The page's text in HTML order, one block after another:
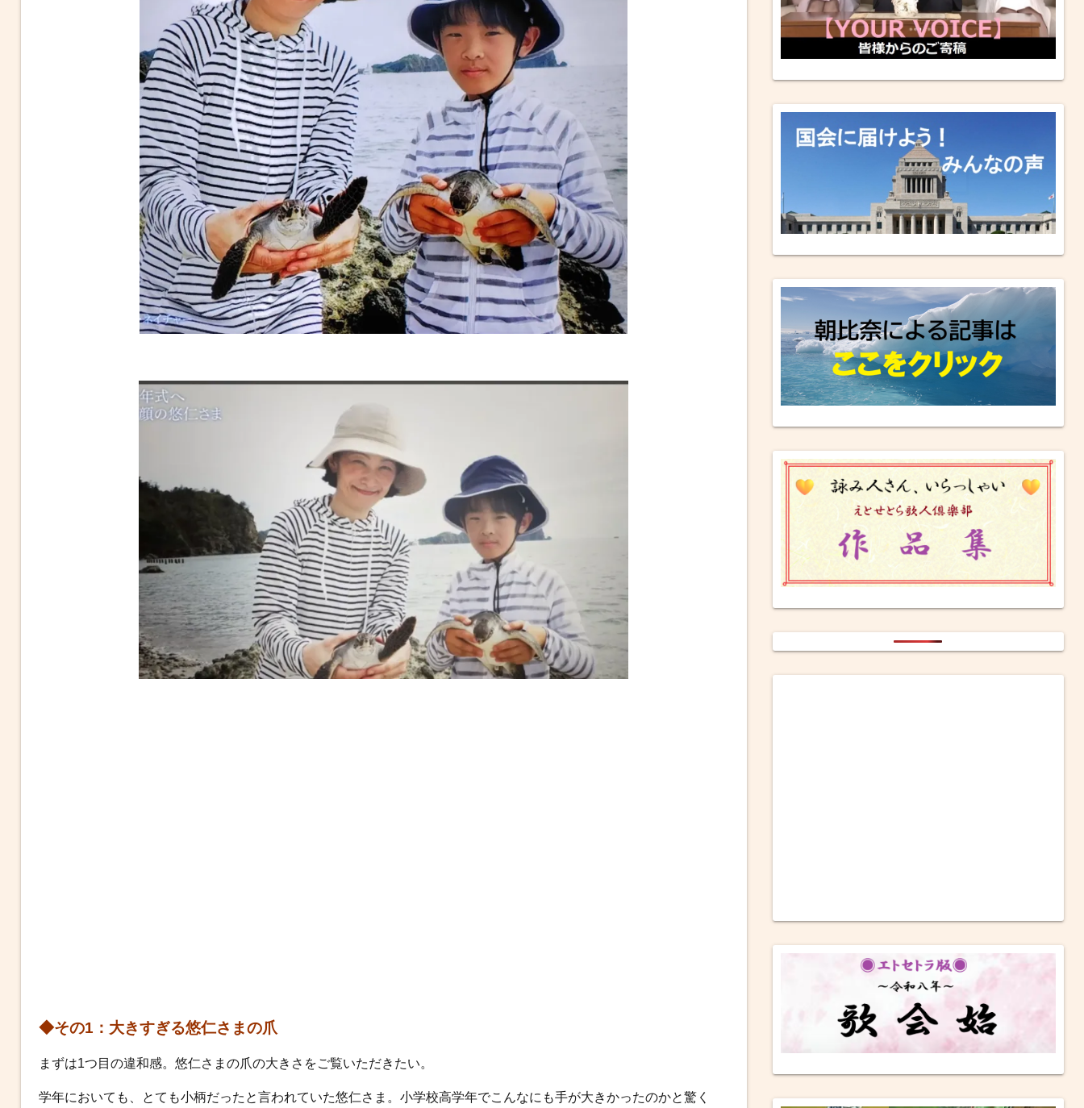
◆その1：大きすぎる悠仁さまの爪
まずは1つ目の違和感。悠仁さまの爪の大きさをご覧いただきたい。
学年においても、とても小柄だったと言われていた悠仁さま。小学校高学年でこんなにも手が大きかったのかと驚く